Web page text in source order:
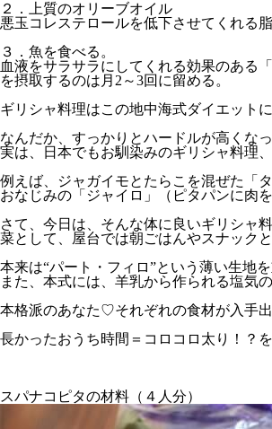
２．上質のオリーブオイル
悪玉コレステロールを低下させてくれる
３．魚を食べる。
血液をサラサラにしてくれる効果のある
を摂取するのは月2～3回に留める。
ギリシャ料理はこの地中海式ダイエット
なんだか、すっかりとハードルが高くな
実は、
日本でもお馴染みのギリシャ料理
例えば、ジャガイモとたらこを混ぜた「
おなじみの「ジャイロ」（ピタパンに肉
さて、今日は、そんな体に良いギリシャ
菜として、屋台では朝ごはんやスナック
本来は“パート・フィロ”という薄い生地
また、本式には、羊乳から作られる塩気
本格派のあなた♡それぞれの食材が入手
長かったおうち時間＝コロコロ太り！？
スパナコピタの材料（４人分）